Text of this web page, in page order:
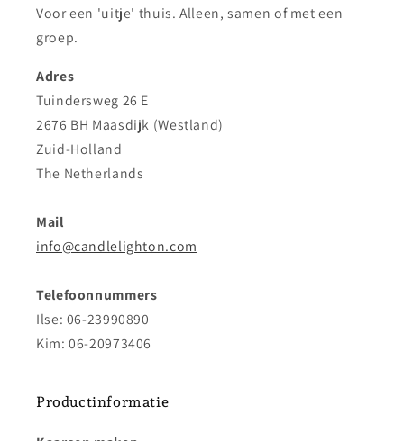
Voor een 'uitje' thuis. Alleen, samen of met een
groep.
Adres
Tuindersweg 26 E
2676 BH Maasdijk (Westland)
Zuid-Holland
The Netherlands
Mail
info@candlelighton.com
Telefoonnummers
Ilse: 06-23990890
Kim: 06-20973406
Productinformatie